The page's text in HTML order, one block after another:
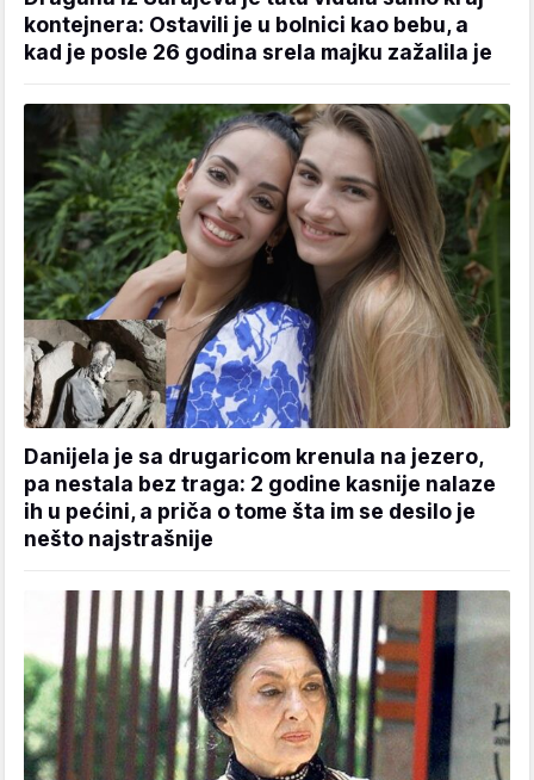
kontejnera: Ostavili je u bolnici kao bebu, a
kad je posle 26 godina srela majku zažalila je
Danijela je sa drugaricom krenula na jezero,
pa nestala bez traga: 2 godine kasnije nalaze
ih u pećini, a priča o tome šta im se desilo je
nešto najstrašnije